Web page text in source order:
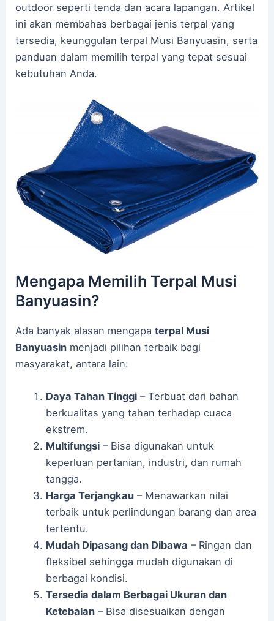
outdoor seperti tenda dan acara lapangan. Artikel
ini akan membahas berbagai jenis terpal yang
tersedia, keunggulan terpal Musi Banyuasin, serta
panduan dalam memilih terpal yang tepat sesuai
kebutuhan Anda.
Mengapa Memilih Terpal Musi
Banyuasin?
Ada banyak alasan mengapaterpal Musi
Banyuasin menjadi pilihan terbaik bagi
masyarakat, antara lain:
Daya Tahan Tinggi– Terbuat dari bahan
berkualitas yang tahan terhadap cuaca
ekstrem.
Multifungsi– Bisa digunakan untuk
keperluan pertanian, industri, dan rumah
tangga.
Harga Terjangkau– Menawarkan nilai
terbaik untuk perlindungan barang dan area
tertentu.
Mudah Dipasang dan Dibawa – Ringan dan
fleksibel sehingga mudah digunakan di
berbagai kondisi.
Tersedia dalam Berbagai Ukuran dan
Ketebalan– Bisa disesuaikan dengan